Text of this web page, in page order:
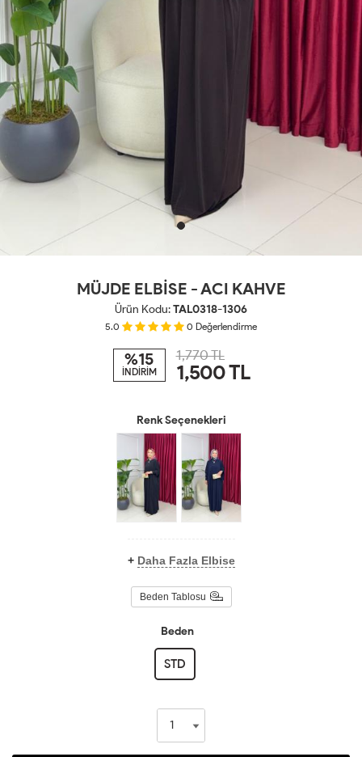
MÜJDE ELBİSE - ACI KAHVE
Ürün Kodu:TAL0318-1306
5.0 0 Değerlendirme
%15
İNDİRİM
1,770 TL
1,500TL
Renk Seçenekleri
+ Daha Fazla Elbise
Beden Tablosu
Beden
STD